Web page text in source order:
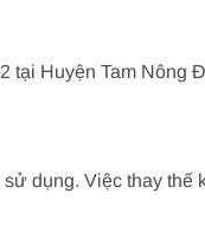
tại Huyện Tam Nông
dụng. Việc thay thế